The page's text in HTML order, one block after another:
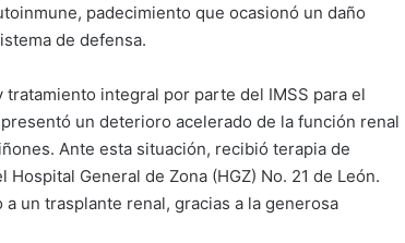
padecimiento que ocasionó un daño
de defensa.
integral por parte del IMSS para el
un deterioro acelerado de la función renal
Ante esta situación, recibió terapia de
General de Zona (HGZ) No. 21 de León.
un trasplante renal, gracias a la generosa